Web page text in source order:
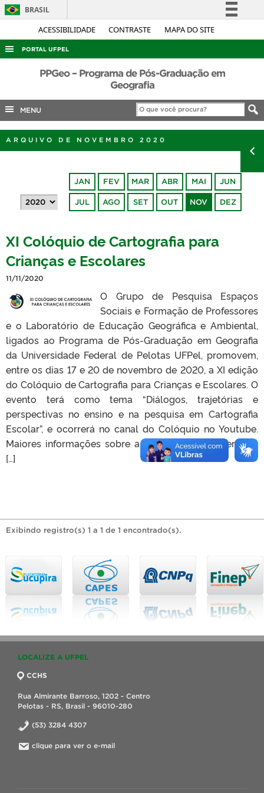
ACESSIBILIDADE CONTRASTE MAPA DO SITE
BRASIL
Simplifique!
Acesso à informação
Legislação
Canais
PORTAL UFPEL
ACESSO À INFORMAÇÃO
COBALTO
CONCURSOS
PORTARIAS
PPGeo – Programa de Pós-Graduação em
Geografia
MENU
ARQUIVO DE NOVEMBRO 2020
JAN FEV MAR ABR MAI JUN
JUL AGO SET OUT NOV DEZ
XI Colóquio de Cartografia para
Crianças e Escolares
11/11/2020
O Grupo de Pesquisa Espaços
Sociais e Formação de Professores
e o Laboratório de Educação Geográfica e Ambiental,
ligados ao Programa de Pós-Graduação em Geografia
da Universidade Federal de Pelotas UFPel, promovem,
entre os dias 17 e 20 de novembro de 2020, a XI edição
do Colóquio de Cartografia para Crianças e Escolares. O
evento terá como tema “Diálogos, trajetórias e
perspectivas no ensino e na pesquisa em Cartografia
Escolar”, e ocorrerá no canal do Colóquio no Youtube.
Maiores informações sobre a programação podem ser
[…]
Exibindo registro(s) 1 a 1 de 1 encontrado(s).
LOCALIZE A UFPEL
CCHS
Rua Almirante Barroso, 1202 - Centro
Pelotas - RS, Brasil - 96010-280
(53) 3284 4307
clique para ver o e-mail